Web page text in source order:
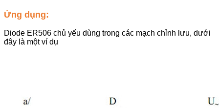
Ứng dụng:
Diode ER506 chủ yếu dùng trong các mạch chỉnh lưu, dưới
đây là một ví dụ